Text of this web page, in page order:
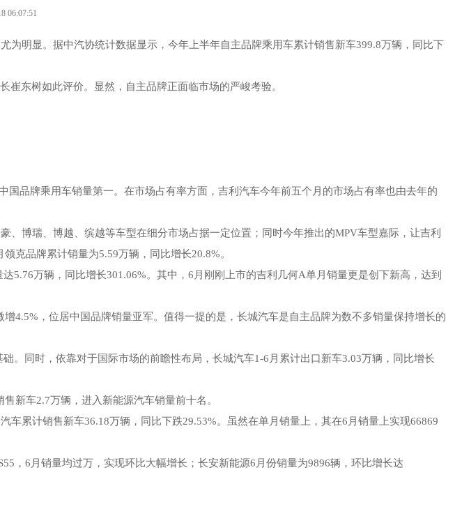
06:07:51
明显。据中汽协统计数据显示，今年上半年自主品牌乘用车累计销售新车399.8万辆，同比下
东树如此评价。显然，自主品牌正面临市场的严峻考验。
品牌乘用车销量第一。在市场占有率方面，吉利汽车今年前五个月的市场占有率也由去年的
博瑞、博越、缤越等车型在细分市场占据一定位置；同时今年推出的MPV车型嘉际，让吉利
克品牌累计销量为5.59万辆，同比增长20.8%。
5.76万辆，同比增长301.06%。其中，6月刚刚上市的吉利几何A单月销量更是创下新高，达到
4.5%，位居中国品牌销量亚军。值得一提的是，长城汽车是自主品牌为数不多销量保持增长的
。同时，依靠对于国际市场的前瞻性布局，长城汽车1-6月累计出口新车3.03万辆，同比增长
新车2.7万辆，进入新能源汽车销量前十名。
累计销售新车36.18万辆，同比下跌29.53%。虽然在单月销量上，其在6月销量上实现66869
，6月销量均过万，实现环比大幅增长；长安新能源6月份销量为9896辆，环比增长达